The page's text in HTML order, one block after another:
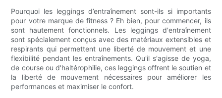
Pourquoi les leggings d’entraînement sont-ils si importants
pour votre marque de fitness ? Eh bien, pour commencer, ils
sont hautement fonctionnels. Les leggings d'entraînement
sont spécialement conçus avec des matériaux extensibles et
respirants qui permettent une liberté de mouvement et une
flexibilité pendant les entraînements. Qu'il s'agisse de yoga,
de course ou d'haltérophilie, ces leggings offrent le soutien et
la liberté de mouvement nécessaires pour améliorer les
performances et maximiser le confort.